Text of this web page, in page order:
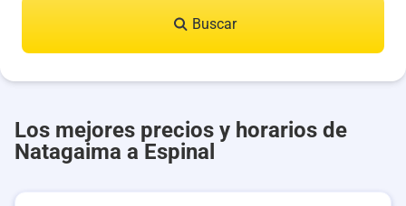
Buscar
Los mejores precios y horarios de
Natagaima a Espinal